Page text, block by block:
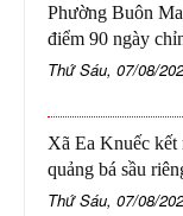
Phường Buôn
điểm 90 ngày
Thứ Sáu, 07/08/
Xã Ea Knuếc
quảng bá sầu
Thứ Sáu, 07/08/